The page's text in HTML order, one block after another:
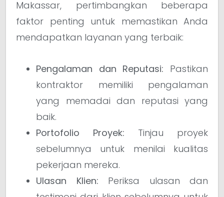
Makassar, pertimbangkan beberapa
faktor penting untuk memastikan Anda
mendapatkan layanan yang terbaik:
Pengalaman dan Reputasi: Pastikan
kontraktor memiliki pengalaman
yang memadai dan reputasi yang
baik.
Portofolio Proyek: Tinjau proyek
sebelumnya untuk menilai kualitas
pekerjaan mereka.
Ulasan Klien: Periksa ulasan dan